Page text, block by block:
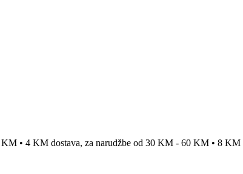
KM • 4 KM dostava, za narudžbe od 30 KM - 60 KM • 8